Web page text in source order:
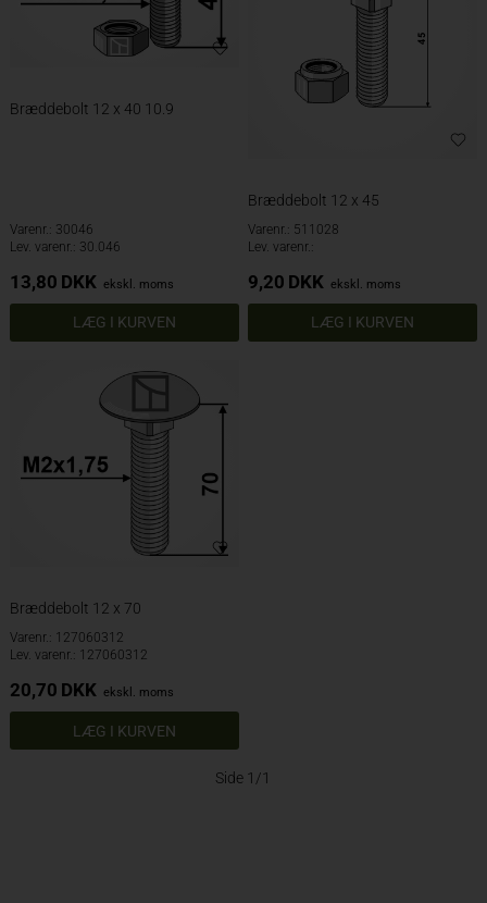
Bræddebolt 12 x 40 10.9
Varenr.: 30046
Lev. varenr.: 30.046
13,80 DKK ekskl. moms
Bræddebolt 12 x 45
Varenr.: 511028
Lev. varenr.:
9,20 DKK ekskl. moms
Bræddebolt 12 x 70
Varenr.: 127060312
Lev. varenr.: 127060312
20,70 DKK ekskl. moms
Side 1/1